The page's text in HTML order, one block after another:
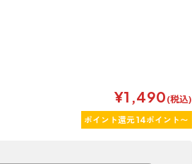
¥1,490(税込)
ポイント還元 14ポイント〜